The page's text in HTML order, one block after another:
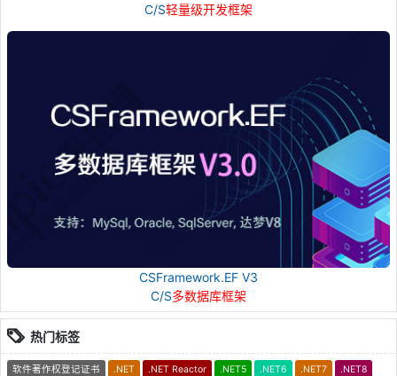
C/S轻量级开发框架
CSFramework.EF V3
C/S多数据库框架
热门标签
软件著作权登记证书 .NET .NET Reactor .NET5 .NET6 .NET7 .NET8